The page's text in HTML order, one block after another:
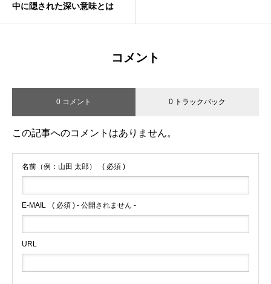
中に隠された深い意味とは
コメント
0 コメント 0 トラックバック
この記事へのコメントはありません。
名前（例：山田 太郎） ( 必須 )
E-MAIL ( 必須 ) - 公開されません -
URL